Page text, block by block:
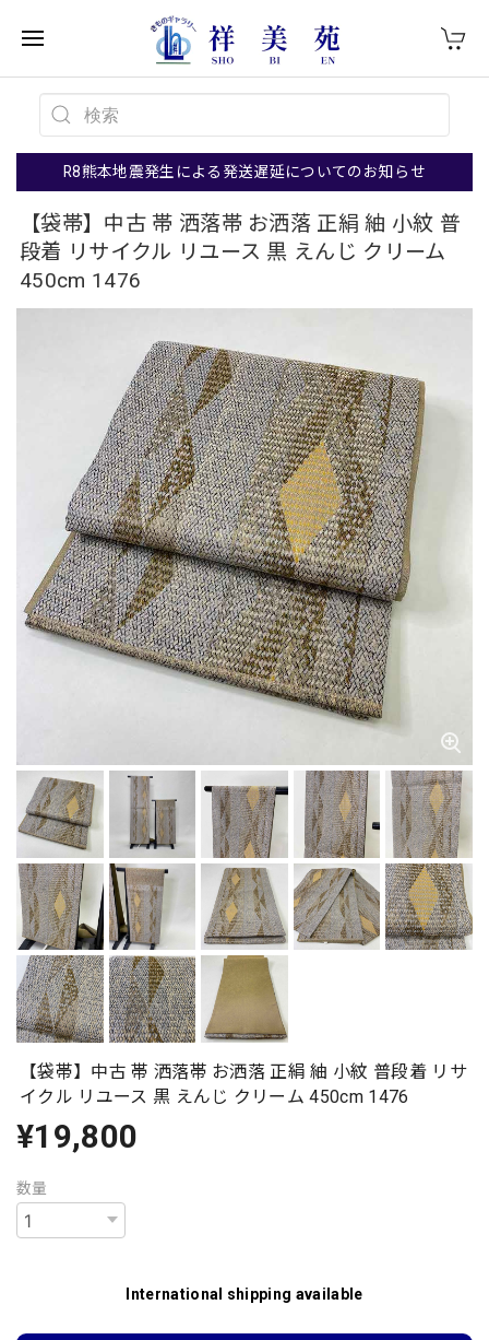
R8熊本地震発生による発送遅延についてのお知らせ
【袋帯】中古 帯 洒落帯 お洒落 正絹 紬 小紋 普
段着 リサイクル リユース 黒 えんじ クリーム
450cm 1476
【袋帯】中古 帯 洒落帯 お洒落 正絹 紬 小紋 普段着 リサ
イクル リユース 黒 えんじ クリーム 450cm 1476
¥19,800
数量
International shipping available